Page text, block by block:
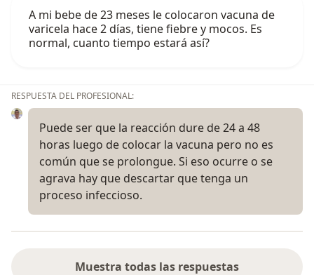
A mi bebe de 23 meses le colocaron vacuna de
varicela hace 2 días, tiene fiebre y mocos. Es
normal, cuanto tiempo estará así?
RESPUESTA DEL PROFESIONAL:
Puede ser que la reacción dure de 24 a 48
horas luego de colocar la vacuna pero no es
común que se prolongue. Si eso ocurre o se
agrava hay que descartar que tenga un
proceso infeccioso.
Muestra todas las respuestas